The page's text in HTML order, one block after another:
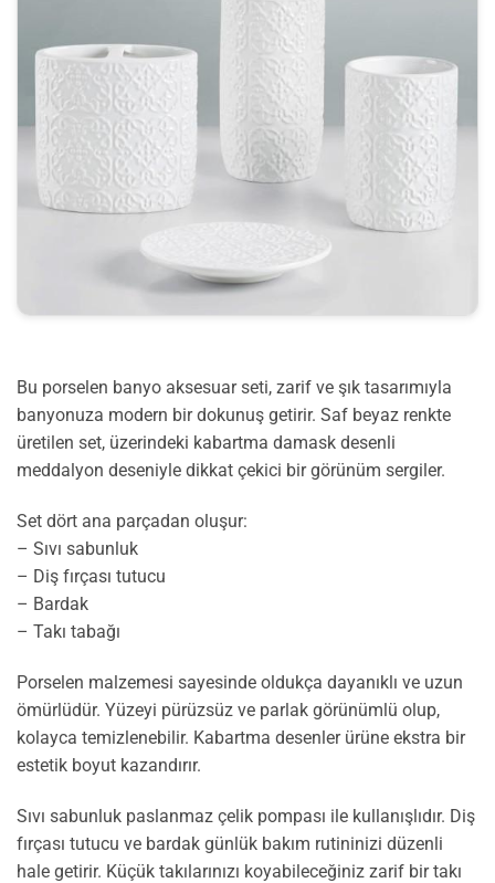
Bu porselen banyo aksesuar seti, zarif ve şık tasarımıyla
banyonuza modern bir dokunuş getirir. Saf beyaz renkte
üretilen set, üzerindeki kabartma damask desenli
meddalyon deseniyle dikkat çekici bir görünüm sergiler.
Set dört ana parçadan oluşur:
– Sıvı sabunluk
– Diş fırçası tutucu
– Bardak
– Takı tabağı
Porselen malzemesi sayesinde oldukça dayanıklı ve uzun
ömürlüdür. Yüzeyi pürüzsüz ve parlak görünümlü olup,
kolayca temizlenebilir. Kabartma desenler ürüne ekstra bir
estetik boyut kazandırır.
Sıvı sabunluk paslanmaz çelik pompası ile kullanışlıdır. Diş
fırçası tutucu ve bardak günlük bakım rutininizi düzenli
hale getirir. Küçük takılarınızı koyabileceğiniz zarif bir takı